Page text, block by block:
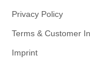
Privacy Policy
Terms & Customer
Imprint